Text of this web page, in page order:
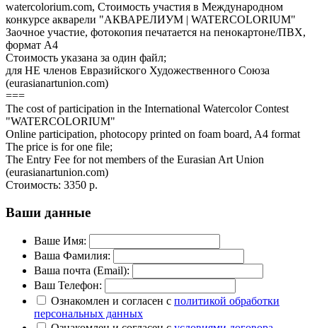
watercolorium.com, Стоимость участия в Международном
конкурсе акварели "АКВАРЕЛИУМ | WATERCOLORIUM"
Заочное участие, фотокопия печатается на пенокартоне/ПВХ,
формат А4
Стоимость указана за один файл;
для НЕ членов Евразийского Художественного Союза
(eurasianartunion.com)
===
The cost of participation in the International Watercolor Contest
"WATERCOLORIUM"
Online participation, photocopy printed on foam board, A4 format
The price is for one file;
The Entry Fee for not members of the Eurasian Art Union
(eurasianartunion.com)
Стоимость: 3350 р.
Ваши данные
Ваше Имя:
Ваша Фамилия:
Ваша почта (Email):
Ваш Телефон:
Ознакомлен и согласен с политикой обработки
персональных данных